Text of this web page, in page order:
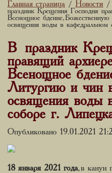
Главная страница / Новости /
праздник Крещения Господня
Всенощное бдение,
освящения воды в кафедральном
В праздник
правящий
Всенощное
Литургию и чин
освящения воды
соборе г.
Опубликовано 19.01.2021
18 января 2021 года, в канун